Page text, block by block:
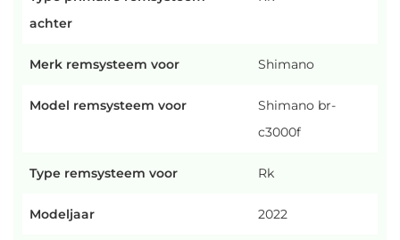
achter
Merk remsysteem voor Shimano
Model remsysteem voor
Shimano br-
c3000f
Type remsysteem voor Rk
Modeljaar 2022